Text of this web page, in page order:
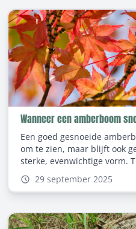
Wanneer een amberboom
Een goed gesnoeide
om te zien, maar blijft ook
sterke, evenwichtige vorm.
tuinliefhebbers een vraag:
snoeien en hoe pak je dat
beschadigen? Het
blog lees je niet alleen het
29 september 2025